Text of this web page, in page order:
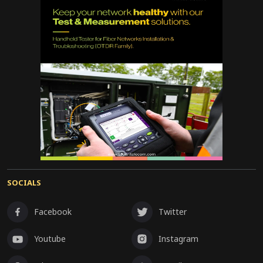
SOCIALS
Facebook Twitter
Youtube Instagram